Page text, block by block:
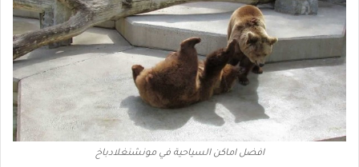
افضل اماكن السياحية في مونشنغلادباخ